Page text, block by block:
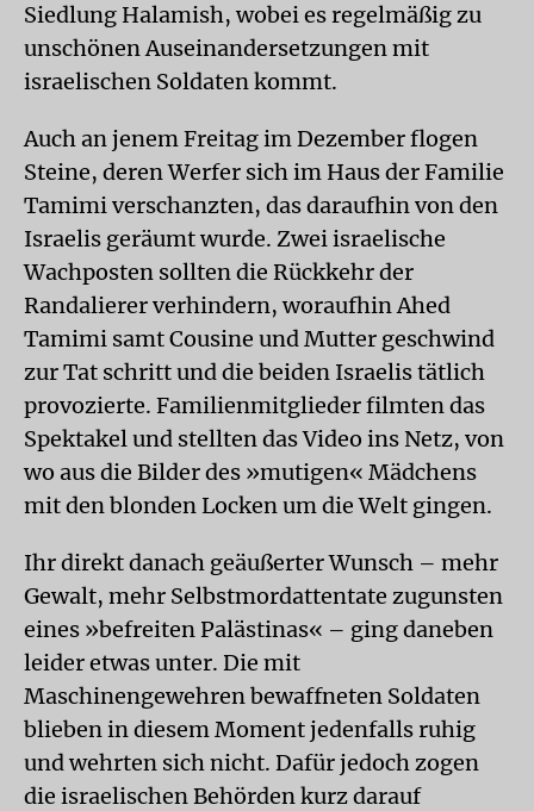
Siedlung Halamish, wobei es regelmäßig zu
unschönen Auseinandersetzungen mit
israelischen Soldaten kommt.
Auch an jenem Freitag im Dezember flogen
Steine, deren Werfer sich im Haus der Familie
Tamimi verschanzten, das daraufhin von den
Israelis geräumt wurde. Zwei israelische
Wachposten sollten die Rückkehr der
Randalierer verhindern, woraufhin Ahed
Tamimi samt Cousine und Mutter geschwind
zur Tat schritt und die beiden Israelis tätlich
provozierte. Familienmitglieder filmten das
Spektakel und stellten das Video ins Netz, von
wo aus die Bilder des »mutigen« Mädchens
mit den blonden Locken um die Welt gingen.
Ihr direkt danach geäußerter Wunsch – mehr
Gewalt, mehr Selbstmordattentate zugunsten
eines »befreiten Palästinas« – ging daneben
leider etwas unter. Die mit
Maschinengewehren bewaffneten Soldaten
blieben in diesem Moment jedenfalls ruhig
und wehrten sich nicht. Dafür jedoch zogen
die israelischen Behörden kurz darauf